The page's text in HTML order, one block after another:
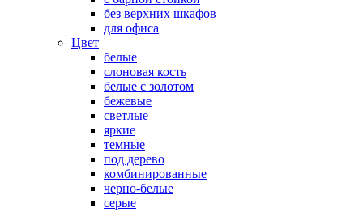
без верхних шкафов
для офиса
Цвет
белые
слоновая кость
белые с золотом
бежевые
светлые
яркие
темные
под дерево
комбинированные
черно-белые
серые